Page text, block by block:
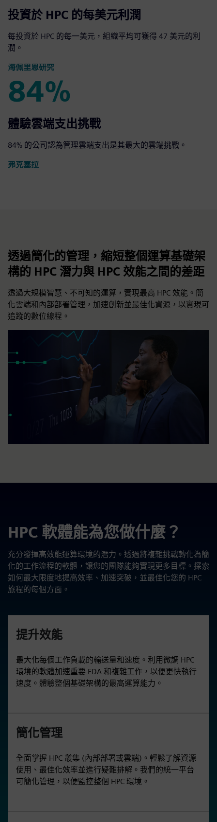
47 美元
投資於 HPC 的每美元利潤
每投資於 HPC 的每一美元，組織平均可獲得 47 美元的利
潤。
海佩里恩研究
84%
84%
體驗雲端支出挑戰
84% 的公司認為管理雲端支出是其最大的雲端挑戰。
弗克塞拉
透過簡化的管理，縮短整個運算基礎架
構的 HPC 潛力與 HPC 效能之間的差距
透過大規模智慧、不可知的運算，實現最高 HPC 效能。簡
化雲端和內部部署管理，加速創新並最佳化資源，以實現可
追蹤的數位線程。
HPC 軟體能為您做什麼？
充分發揮高效能運算環境的潛力。透過將複雜挑戰轉化為簡
化的工作流程的軟體，讓您的團隊能夠實現更多目標。探索
如何最大限度地提高效率、加速突破，並最佳化您的 HPC
旅程的每個方面。
提升效能
最大化每個工作負載的輸送量和速度。利用微調 HPC
環境的軟體加速重要 EDA 和複雜工作，以便更快執行
速度。體驗整個基礎架構的最高運算能力。
簡化管理
全面掌握 HPC 叢集 (內部部署或雲端)。輕鬆了解資源
使用、最佳化效率並進行疑難排解。我們的統一平台
可簡化管理，以便監控整個 HPC 環境。